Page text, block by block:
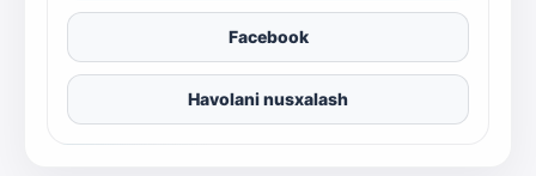
Facebook
Havolani nusxalash